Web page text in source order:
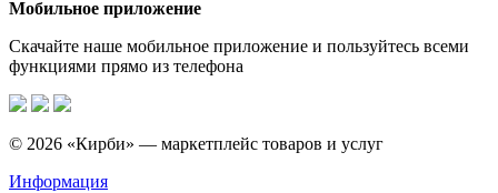
Мобильное приложение
Скачайте наше мобильное приложение и пользуйтесь всеми
функциями прямо из телефона
© 2026 «Кирби» — маркетплейс товаров и услуг
Информация